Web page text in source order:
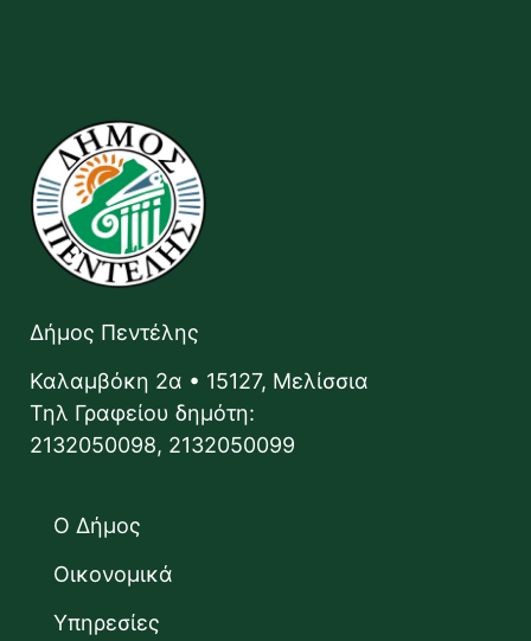
Δήμος Πεντέλης
Καλαμβόκη 2α • 15127, Μελίσσια
Τηλ Γραφείου δημότη:
2132050098, 2132050099
Ο Δήμος
Οικονομικά
Υπηρεσίες